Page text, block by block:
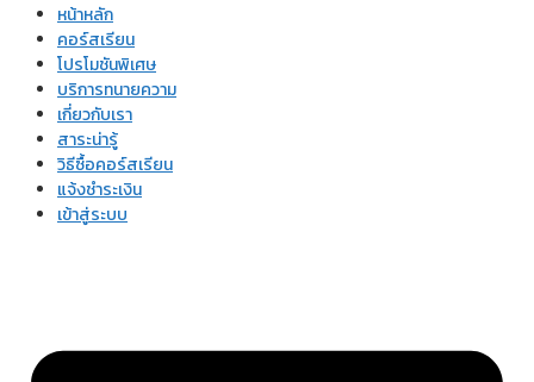
หน้าหลัก
คอร์สเรียน
โปรโมชันพิเศษ
บริการทนายความ
เกี่ยวกับเรา
สาระน่ารู้
วิธีซื้อคอร์สเรียน
แจ้งชำระเงิน
เข้าสู่ระบบ